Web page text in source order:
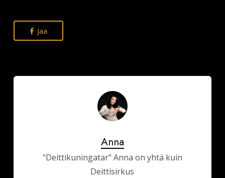
Jaa
Anna
"Deittikuningatar" Anna on yhtä kuin
Deittisirkus